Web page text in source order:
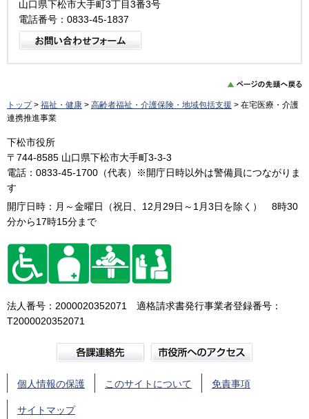
山口県下松市大手町3丁目3番3号
電話番号：0833-45-1837
トップ> 福祉・健康 > 高齢者福祉・介護保険・地域包括支援 > 在宅医療・介護
連携推進事業
下松市役所
〒744-8585 山口県下松市大手町3-3-3
電話：0833-45-1700（代表）※開庁日時以外は警備員につながりま
す
開庁日時：月～金曜日（祝日、12月29日～1月3日を除く） 8時30
分から17時15分まで
法人番号：2000020352071 適格請求書発行事業者登録番号：
T2000020352071
個人情報の保護 このサイトについて 免責事項
サイトマップ